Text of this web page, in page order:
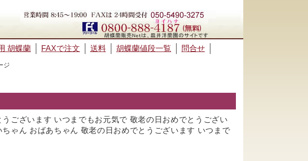
胡蝶蘭 FAXで注文 送料 胡蝶蘭値段一覧 問合せ
ジ
ございます いつまでもお元気で 敬老の日おめでとうござい
ゃん おばあちゃん 敬老の日おめでとうございます いつまで